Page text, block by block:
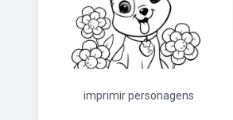
imprimir personagens